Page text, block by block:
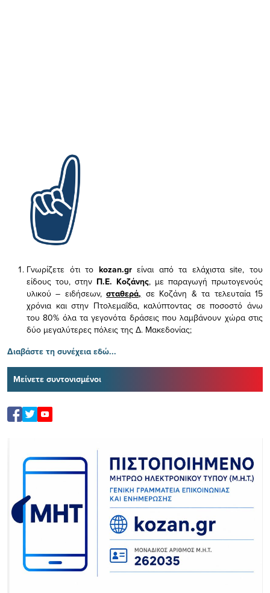
Γνωρίζετε ότι το kozan.gr είναι από τα ελάχισταsite, του
είδους του, στην Π.Ε. Κοζάνης, με παραγωγή πρωτογενούς
υλικού – ειδήσεων,σταθερά, σε Κοζάνη & τα τελευταία 15
χρόνια και στην Πτολεμαΐδα, καλύπτοντας σε ποσοστό άνω
του 80% όλα τα γεγονότα δράσεις που λαμβάνουν χώρα στις
δύο μεγαλύτερες πόλεις της Δ. Μακεδονίας;
Διαβάστε τη συνέχεια εδώ...
Μείνετε συντονισμένοι